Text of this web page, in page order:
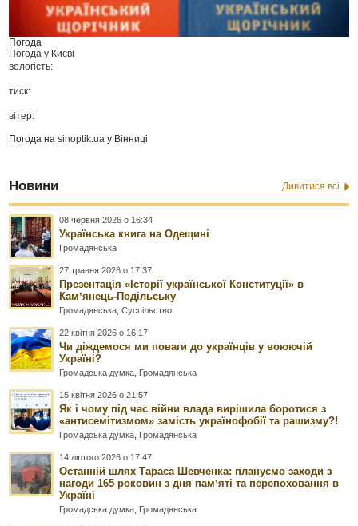
Погода
Погода у Києві
вологість:
тиск:
вітер:
Погода наsinoptik.ua у Вінниці
Новини Дивитися всі
08 червня 2026 о 16:34
Українська книга на Одещині
Громадянська
27 травня 2026 о 17:37
Презентація «Історії української Конституції» в
Камʼянець-Подільську
Громадянська ,Суспільство
22 квітня 2026 о 16:17
Чи діждемося ми поваги до українців у воюючій
Україні?
Громадська думка Громадянська
15 квітня 2026 о 21:57
Як і чому під час війни влада вирішила боротися з
«антисемітизмом» замість українофобії та рашизму?!
Громадська думка Громадянська
14 лютого 2026 о 17:47
Останній шлях Тараса Шевченка: плануємо заходи з
нагоди 165 роковин з дня памʼяті та перепоховання в
Україні
Громадська думка Громадянська